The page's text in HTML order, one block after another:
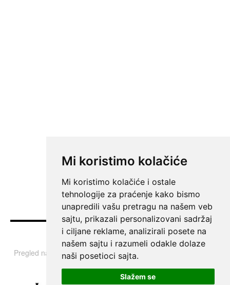
Mi koristimo kolačiće
Mi koristimo kolačiće i ostale
tehnologije za praćenje kako bismo
unapredili vašu pretragu na našem veb
sajtu, prikazali personalizovani sadržaj
i ciljane reklame, analizirali posete na
našem sajtu i razumeli odakle dolaze
naši posetioci sajta.
Slažem se
Vesti
Pregled najvažnijih informacija i tema iz Srbije, regiona i sveta.